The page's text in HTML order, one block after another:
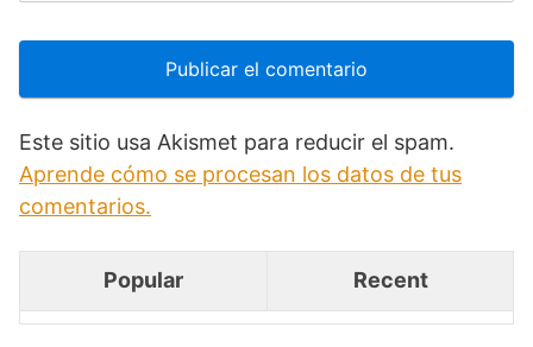
Este sitio usa Akismet para reducir el spam.
Aprende cómo se procesan los datos de tus
comentarios.
Popular Recent